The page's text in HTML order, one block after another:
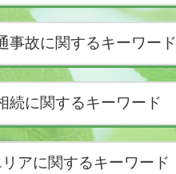
は わかりやすく
続き
間延長
メリット
れ
事故に関するキーワード
味
害賠償
ちうち 慰謝料
続に関するキーワード
地
リアに関するキーワード